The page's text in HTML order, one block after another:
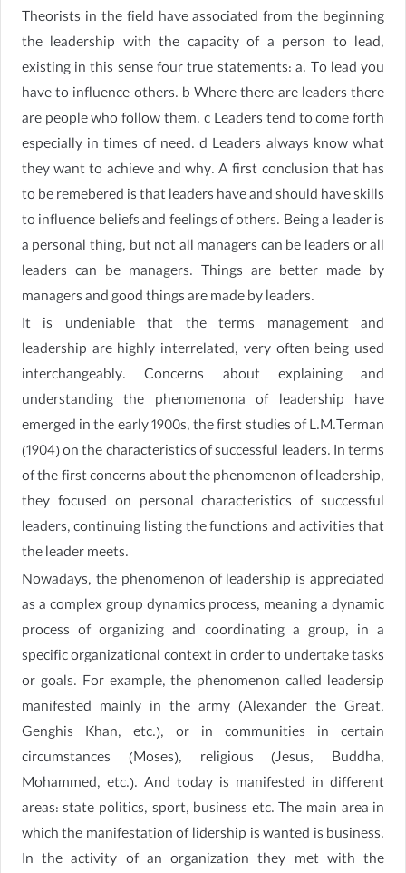
Theorists in the field have associated from the beginning
the leadership with the capacity of a person to lead,
existing in this sense four true statements: a. To lead you
have to influence others. b Where there are leaders there
are people who follow them. c Leaders tend to come forth
especially in times of need. d Leaders always know what
they want to achieve and why. A first conclusion that has
to be remebered is that leaders have and should have skills
to influence beliefs and feelings of others. Being a leader is
a personal thing, but not all managers can be leaders or all
leaders can be managers. Things are better made by
managers and good things are made by leaders.
It is undeniable that the terms management and
leadership are highly interrelated, very often being used
interchangeably. Concerns about explaining and
understanding the phenomenona of leadership have
emerged in the early 1900s, the first studies of L.M.Terman
(1904) on the characteristics of successful leaders. In terms
of the first concerns about the phenomenon of leadership,
they focused on personal characteristics of successful
leaders, continuing listing the functions and activities that
the leader meets.
Nowadays, the phenomenon of leadership is appreciated
as a complex group dynamics process, meaning a dynamic
process of organizing and coordinating a group, in a
specific organizational context in order to undertake tasks
or goals. For example, the phenomenon called leadersip
manifested mainly in the army (Alexander the Great,
Genghis Khan, etc.), or in communities in certain
circumstances (Moses), religious (Jesus, Buddha,
Mohammed, etc.). And today is manifested in different
areas: state politics, sport, business etc. The main area in
which the manifestation of lidership is wanted is business.
In the activity of an organization they met with the